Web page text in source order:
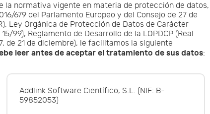
la normativa vigente en materia de protección de datos,
679 del Parlamento Europeo y del Consejo de 27 de
Ley Orgánica de Protección de Datos de Carácter
15/99), Reglamento de Desarrollo de la LOPDCP (Real
de 21 de diciembre), le facilitamos la siguiente
leer antes de aceptar el tratamiento de sus datos:
Addlink Software Científico, S.L. (NIF: B-
59852053)